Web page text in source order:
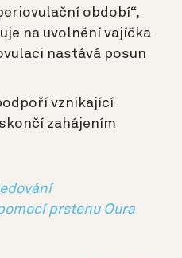
období“,
na uvolnění vajíčka
nastává posun
vznikající
zahájením
prstenu Oura